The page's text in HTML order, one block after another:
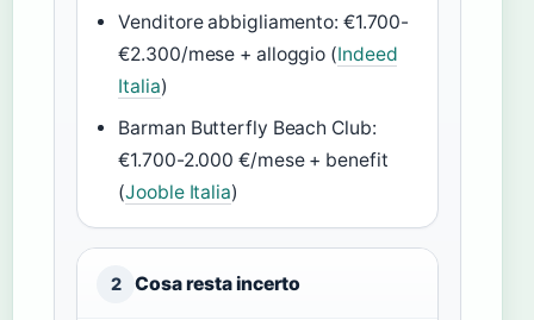
Venditore abbigliamento: €1.700-
€2.300/mese + alloggio (Indeed
Italia)
Barman Butterfly Beach Club:
€1.700-2.000 €/mese + benefit
(Jooble Italia)
2 Cosa resta incerto